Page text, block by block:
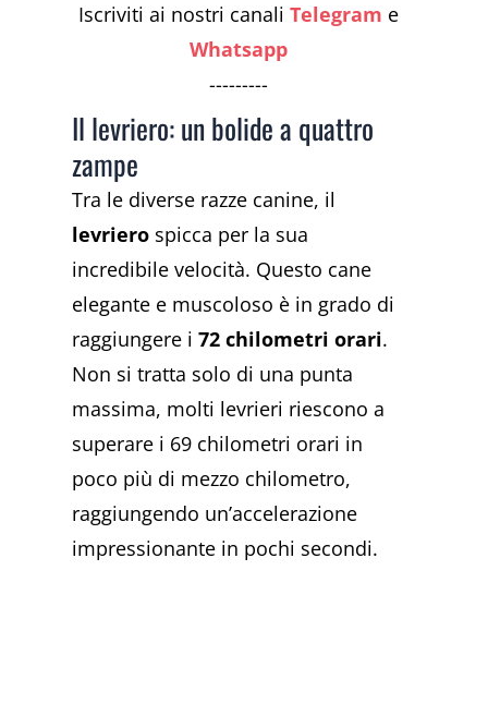
Iscriviti ai nostri canaliTelegram e
Whatsapp
---------
Il levriero: un bolide a quattro
zampe
Tra le diverse razze canine, il
levriero spicca per la sua
incredibile velocità. Questo cane
elegante e muscoloso è in grado di
raggiungere i72 chilometri orari.
Non si tratta solo di una punta
massima, molti levrieri riescono a
superare i 69 chilometri orari in
poco più di mezzo chilometro,
raggiungendo un’accelerazione
impressionante in pochi secondi.